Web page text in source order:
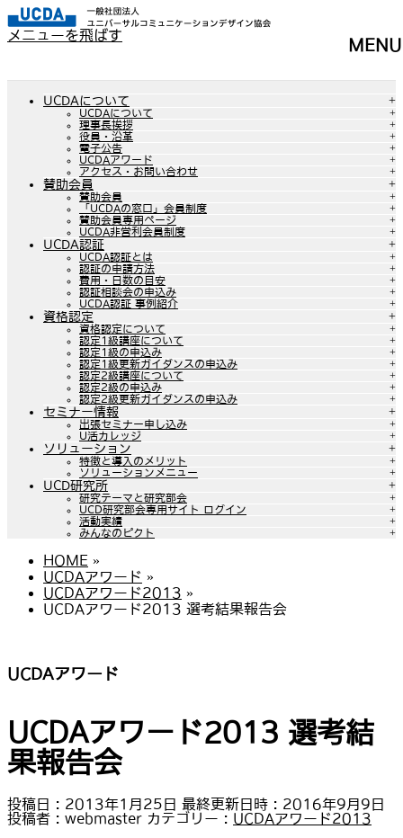
MENU
メニューを飛ばす
UCDAについて
UCDAについて
理事長挨拶
役員・沿革
電子公告
UCDAアワード
アクセス・お問い合わせ
賛助会員
賛助会員
「UCDAの窓口」会員制度
賛助会員専用ページ
UCDA非営利会員制度
UCDA認証
UCDA認証とは
認証の申請方法
費用・日数の目安
認証相談会の申込み
UCDA認証 事例紹介
資格認定
資格認定について
認定1級講座について
認定1級の申込み
認定1級更新ガイダンスの申込み
認定2級講座について
認定2級の申込み
認定2級更新ガイダンスの申込み
セミナー情報
出張セミナー申し込み
U活カレッジ
ソリューション
特徴と導入のメリット
ソリューションメニュー
UCD研究所
研究テーマと研究部会
UCD研究部会専用サイト ログイン
活動実績
みんなのピクト
HOME »
UCDAアワード »
UCDAアワード2013 »
UCDAアワード2013 選考結果報告会
UCDAアワード
UCDAアワード2013 選考結
果報告会
投稿日 : 2013年1月25日 最終更新日時 : 2016年9月9日
投稿者 : webmaster カテゴリー : UCDAアワード2013